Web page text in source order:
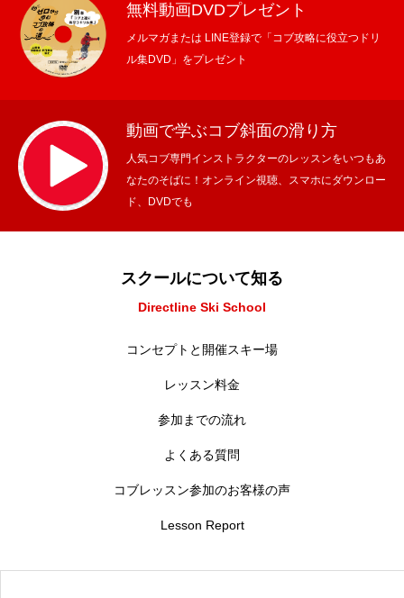
無料動画DVDプレゼント
メルマガまたは LINE登録で「コブ攻略に役立つドリ
ル集DVD」をプレゼント
動画で学ぶコブ斜面の滑り方
人気コブ専門インストラクターのレッスンをいつもあ
なたのそばに！オンライン視聴、スマホにダウンロー
ド、DVDでも
スクールについて知る
Directline Ski School
コンセプトと開催スキー場
レッスン料金
参加までの流れ
よくある質問
コブレッスン参加のお客様の声
Lesson Report